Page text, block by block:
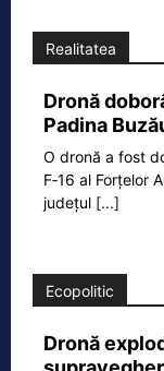
Realitatea
Dronă
Padina
O dronă a fost
F‑16 al Forțelor
județul [...]
Ecopolitic
Dronă